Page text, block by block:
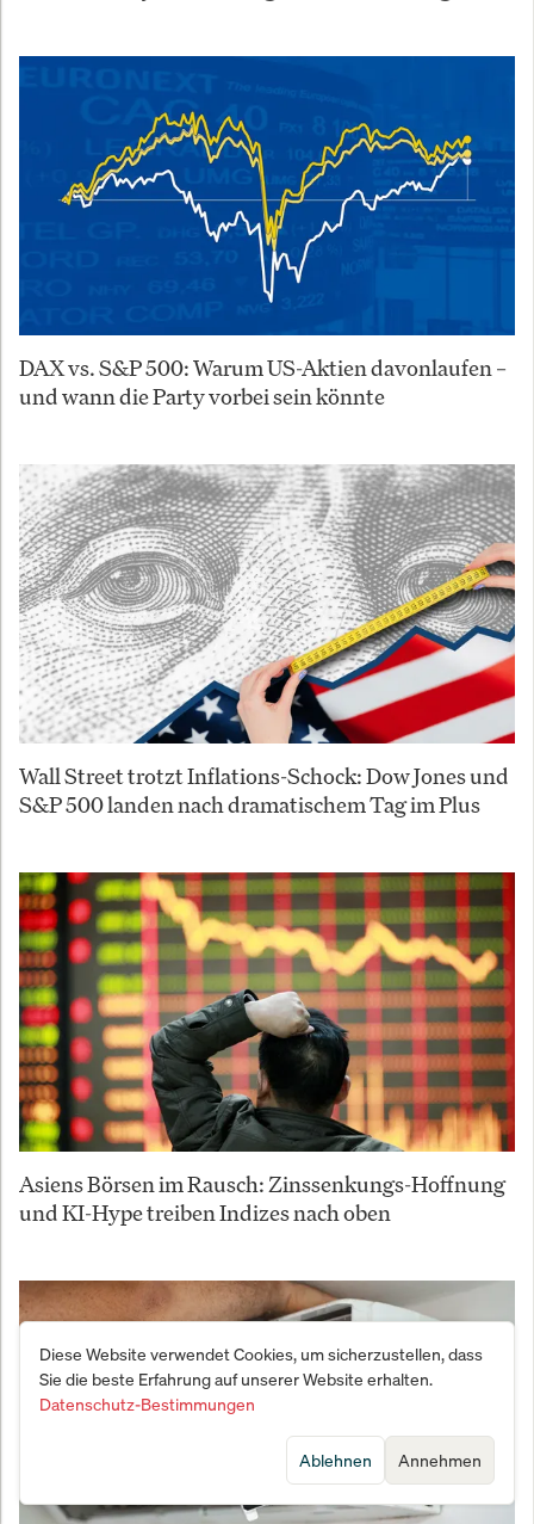
DAX vs. S&P 500: Warum US-Aktien davonlaufen –
und wann die Party vorbei sein könnte
Wall Street trotzt Inflations-Schock: Dow Jones und
S&P 500 landen nach dramatischem Tag im Plus
Asiens Börsen im Rausch: Zinssenkungs-Hoffnung
und KI-Hype treiben Indizes nach oben
Diese Website verwendet Cookies, um sicherzustellen, dass
Sie die beste Erfahrung auf unserer Website erhalten.
Datenschutz-Bestimmungen
Annehmen
Ablehnen